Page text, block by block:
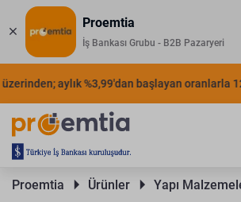
Proemtia
İş Bankası Grubu - B2B Pazaryeri
aylık %3,99'dan başlayan oranlarla
Proemtia Ürünler Yapı